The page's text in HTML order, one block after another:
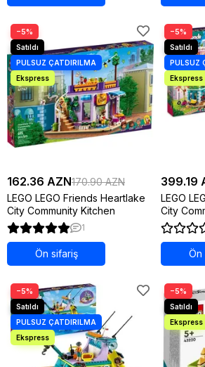
−5%
162.36 AZN170.90 AZN
LEGO LEGO Friends Heartlake
City Community Kitchen
1
Ön sifariş
−5%
399.19
LEGO
City
Ön
−5% −5%